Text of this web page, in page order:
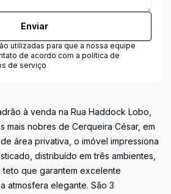
Enviar
utilizadas para que a nossa equipe
de acordo com a política de
de serviço
à venda na Rua Haddock Lobo,
mais nobres de Cerqueira César, em
de área privativa, o imóvel impressiona
distribuído em três ambientes,
que garantem excelente
atmosfera elegante. São 3